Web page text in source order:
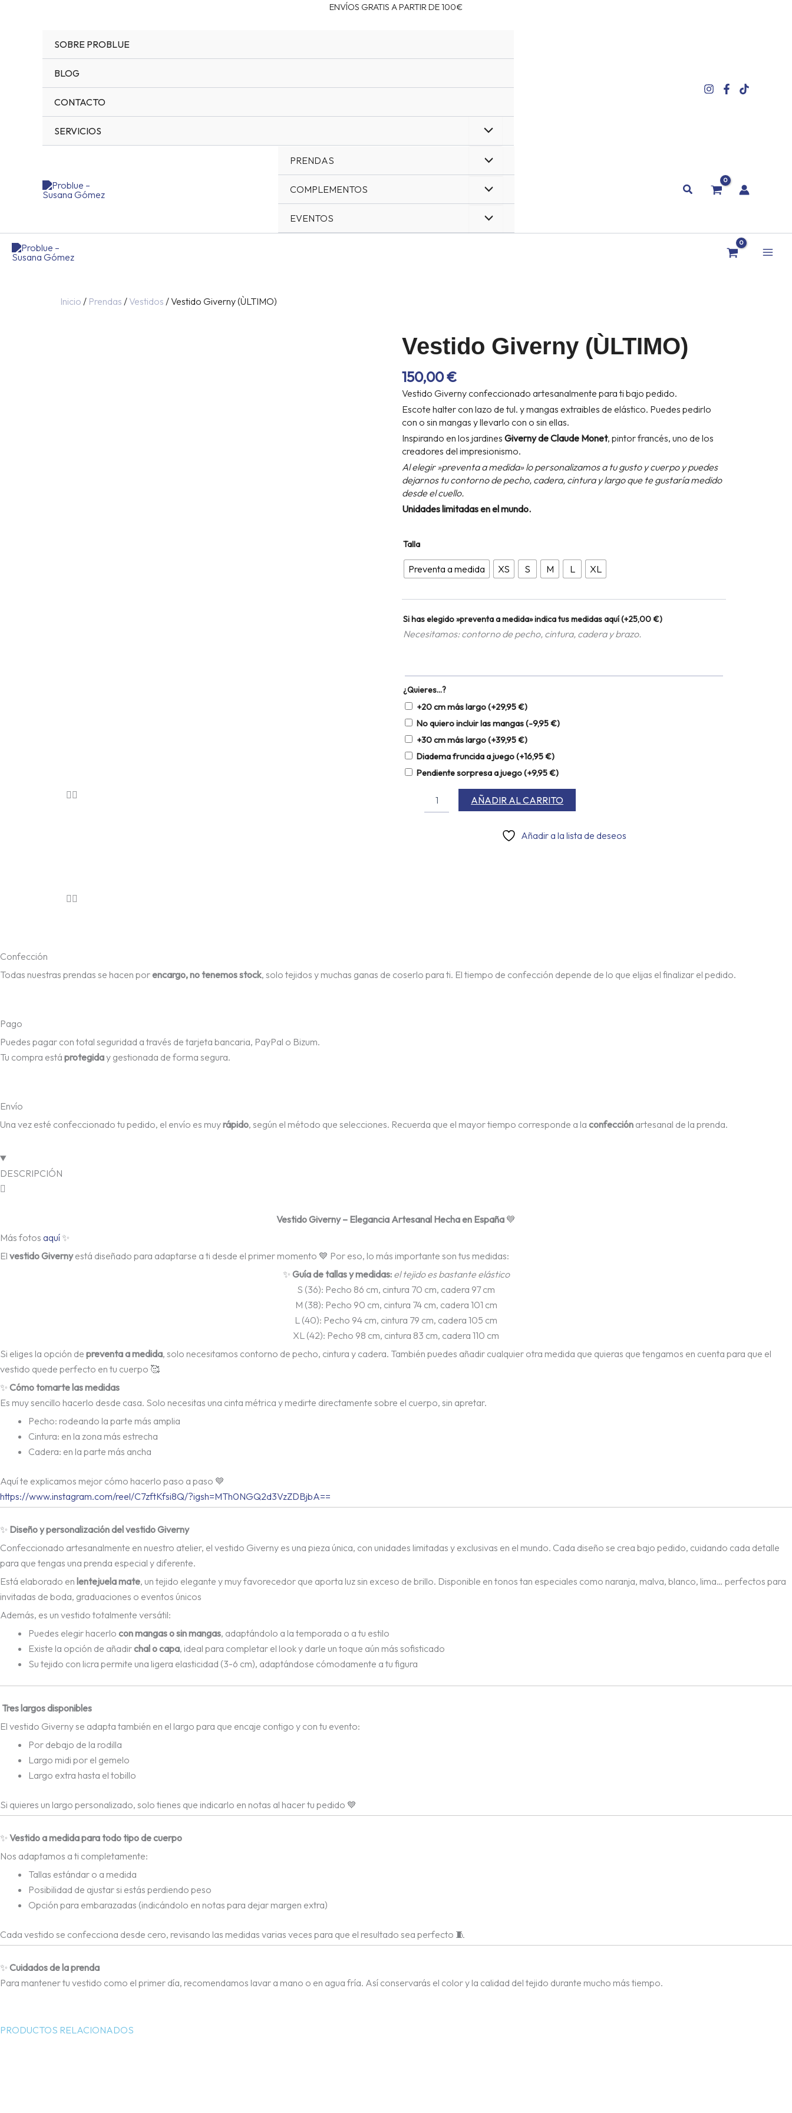
ENVÍOS GRATIS A PARTIR DE 100€
SOBRE PROBLUE
BLOG
CONTACTO
SERVICIOS
PRENDAS
COMPLEMENTOS
EVENTOS
Buscar
Inicio / Prendas / Vestidos / Vestido Giverny (ÙLTIMO)
Vestido Giverny (ÙLTIMO)
150,00€
Vestido Giverny confeccionado artesanalmente para ti bajo pedido.
Escote halter con lazo de tul. y mangas extraibles de elástico. Puedes pedirlo
con o sin mangas y llevarlo con o sin ellas.
Inspirando en los jardines Giverny de Claude Monet, pintor francés, uno de los
creadores del impresionismo.
Al elegir »preventa a medida» lo personalizamos a tu gusto y cuerpo y puedes
dejarnos tu contorno de pecho, cadera, cintura y largo que te gustaría medido
desde el cuello.
Unidades limitadas en el mundo.
Talla
Preventa a medida XS S M L XL
Si has elegido »preventa a medida» indica tus medidas aquí(+25,00€)
Necesitamos: contorno de pecho, cintura, cadera y brazo.
¿Quieres…?
+20 cm más largo(+29,95€)
No quiero incluir las mangas(-9,95€)
+30 cm más largo(+39,95€)
Diadema fruncida a juego(+16,95€)
Pendiente sorpresa a juego(+9,95€)
Vestido
(ÙLTIMO)
cantidad
AÑADIR AL CARRITO
Añadir a la lista de deseos
Confección
Todas nuestras prendas se hacen porencargo, no tenemos stock, solo tejidos y muchas ganas de coserlo para ti. El tiempo de confección depende de lo que elijas el finalizar el pedido.
Pago
Puedes pagar con total seguridad a través de tarjeta bancaria, PayPal o Bizum.
Tu compra está protegiday gestionada de forma segura.
Envío
Una vez esté confeccionado tu pedido, el envío es muyrápido, según el método que selecciones. Recuerda que el mayor tiempo corresponde a la confección artesanal de la prenda.
DESCRIPCIÓN
Vestido Giverny – Elegancia Artesanal Hecha en España 💙
Más fotos aquí ✨
El vestido Givernyestá diseñado para adaptarse a ti desde el primer momento 💙 Por eso, lo más importante son tus medidas:
✨ Guía de tallas y medidas: el tejido es bastante elástico
S (36): Pecho 86 cm, cintura 70 cm, cadera 97 cm
M (38): Pecho 90 cm, cintura 74 cm, cadera 101 cm
L (40): Pecho 94 cm, cintura 79 cm, cadera 105 cm
XL (42): Pecho 98 cm, cintura 83 cm, cadera 110 cm
Si eliges la opción de preventa a medida, solo necesitamos contorno de pecho, cintura y cadera. También puedes añadir cualquier otra medida que quieras que tengamos en cuenta para que el
vestido quede perfecto en tu cuerpo 🥰
✨ Cómo tomarte las medidas
Es muy sencillo hacerlo desde casa. Solo necesitas una cinta métrica y medirte directamente sobre el cuerpo, sin apretar.
Pecho: rodeando la parte más amplia
Cintura: en la zona más estrecha
Cadera: en la parte más ancha
Aquí te explicamos mejor cómo hacerlo paso a paso 💙
https://www.instagram.com/reel/C7zftKfsi8Q/?igsh=MTh0NGQ2d3VzZDBjbA==
✨ Diseño y personalización del vestido Giverny
Confeccionado artesanalmente en nuestro atelier, el vestido Giverny es una pieza única, con unidades limitadas y exclusivas en el mundo. Cada diseño se crea bajo pedido, cuidando cada detalle
para que tengas una prenda especial y diferente.
Está elaborado en lentejuela mate, un tejido elegante y muy favorecedor que aporta luz sin exceso de brillo. Disponible en tonos tan especiales como naranja, malva, blanco, lima… perfectos para
invitadas de boda, graduaciones o eventos únicos
Además, es un vestido totalmente versátil:
Puedes elegir hacerlo con mangas o sin mangas, adaptándolo a la temporada o a tu estilo
Existe la opción de añadirchal o capa, ideal para completar el look y darle un toque aún más sofisticado
Su tejido con licra permite una ligera elasticidad (3-6 cm), adaptándose cómodamente a tu figura
Tres largos disponibles
El vestido Giverny se adapta también en el largo para que encaje contigo y con tu evento:
Por debajo de la rodilla
Largo midi por el gemelo
Largo extra hasta el tobillo
Si quieres un largo personalizado, solo tienes que indicarlo en notas al hacer tu pedido 💙
✨ Vestido a medida para todo tipo de cuerpo
Nos adaptamos a ti completamente:
Tallas estándar o a medida
Posibilidad de ajustar si estás perdiendo peso
Opción para embarazadas (indicándolo en notas para dejar margen extra)
Cada vestido se confecciona desde cero, revisando las medidas varias veces para que el resultado sea perfecto 🧵
✨ Cuidados de la prenda
Para mantener tu vestido como el primer día, recomendamos lavar a mano o en agua fría. Así conservarás el color y la calidad del tejido durante mucho más tiempo.
PRODUCTOS RELACIONADOS